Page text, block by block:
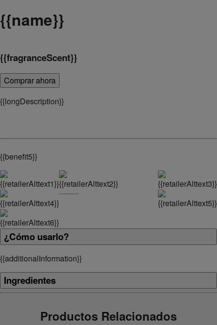
{{name}}
{{fragranceScent}}
Comprar ahora
{{longDescription}}
{{benefit5}}
¿Cómo usarlo?
{{additionalInformation}}
Ingredientes
Productos Relacionados